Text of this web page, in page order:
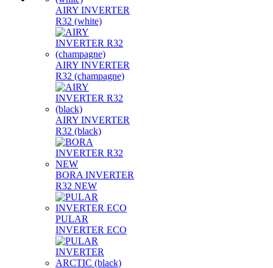
AIRY INVERTER
R32 (white)
AIRY INVERTER
R32 (champagne)
AIRY INVERTER
R32 (black)
BORA INVERTER
R32 NEW
PULAR
INVERTER ECO